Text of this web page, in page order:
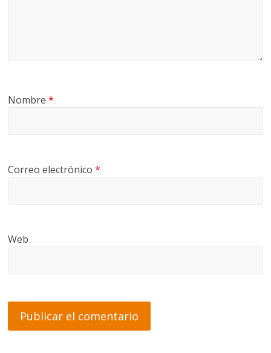
Nombre*
Correo electrónico*
Web